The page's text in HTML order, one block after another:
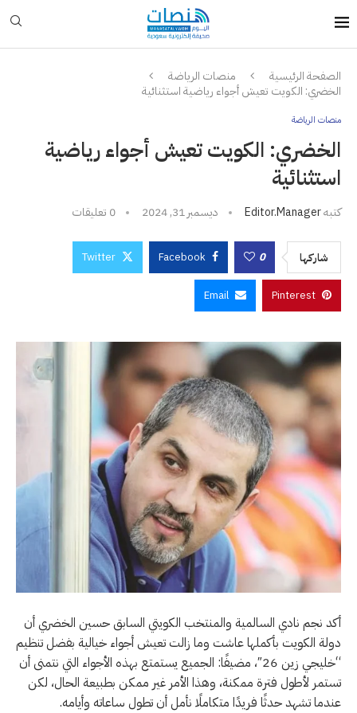
الصفحة الرئيسية
منصات الرياضة
الخضري: الكويت تعيش أجواء رياضية استثنائية
منصات الرياضة
الخضري: الكويت تعيش أجواء رياضية
استثنائية
كتبهEditor.manager ديسمبر 31, 2024 0 تعليقات
شاركها 0
Facebook
Twitter
Pinterest
Email
أكد نجم نادي السالمية والمنتخب الكويتي السابق حسين الخضري أن
دولة الكويت بأكملها عاشت وما زالت تعيش أجواء خيالية بفضل تنظيم
“خليجي زين 26″، مضيفًا: الجميع يستمتع بهذه الأجواء التي نتمنى أن
تستمر لأطول فترة ممكنة، وهذا الأمر غير ممكن بطبيعة الحال، لكن
عندما تشهد حدثًا فريدًا متكاملًا نأمل أن تطول ساعاته وأيامه.